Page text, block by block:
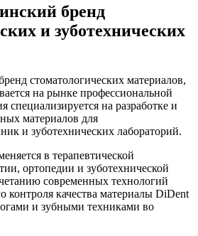
бренд
и зуботехнических
стоматологических материалов,
на рынке профессиональной
специализируется на разработке и
материалов для
и зуботехнических лабораторий.
в терапевтической
ортопедии и зуботехнической
современных технологий
контроля качества материалы DiDent
и зубными техниками во